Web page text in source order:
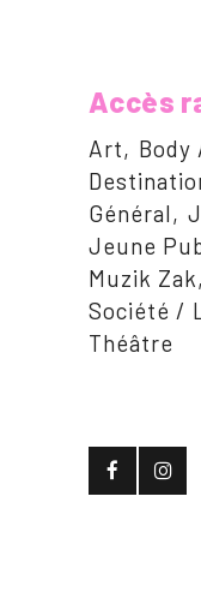
Accès
Art Body
Général
Jeune
Muzik Zak
Société /
Théâtre